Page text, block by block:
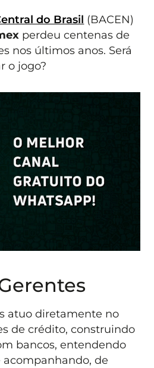
do Brasil (BACEN)
perdeu centenas de
nos últimos anos. Será
o jogo?
atuo diretamente no
de crédito, construindo
bancos, entendendo
de